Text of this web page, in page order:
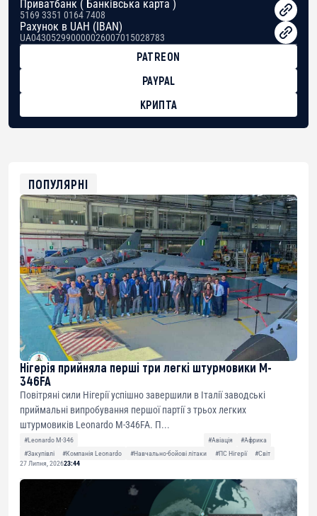
Приватбанк ( Банківська карта )
5169 3351 0164 7408
Рахунок в UAH (IBAN)
UA043052990000026007015028783
PATREON
PAYPAL
КРИПТА
0xfD02863D3289416fcF50975c9DFda13623f97758
ПОПУЛЯРНІ
Нігерія прийняла перші три легкі штурмовики M-
346FA
Повітряні сили Нігерії успішно завершили в Італії заводські
приймальні випробування першої партії з трьох легких
штурмовиків Leonardo M-346FA. П...
#Leonardo M-346 #Авіація
#Африка
#Закупівлі
#Компанія Leonardo #Навчально-бойові літаки #ПС Нігерії
#Світ
27 Липня, 202623:44